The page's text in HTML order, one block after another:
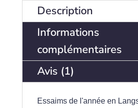
Description
Informations
complémentaires
Avis (1)
Essaims de l'année en